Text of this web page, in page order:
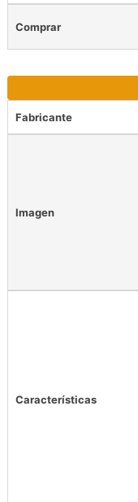
Comprar
Fabricante
Imagen
Características